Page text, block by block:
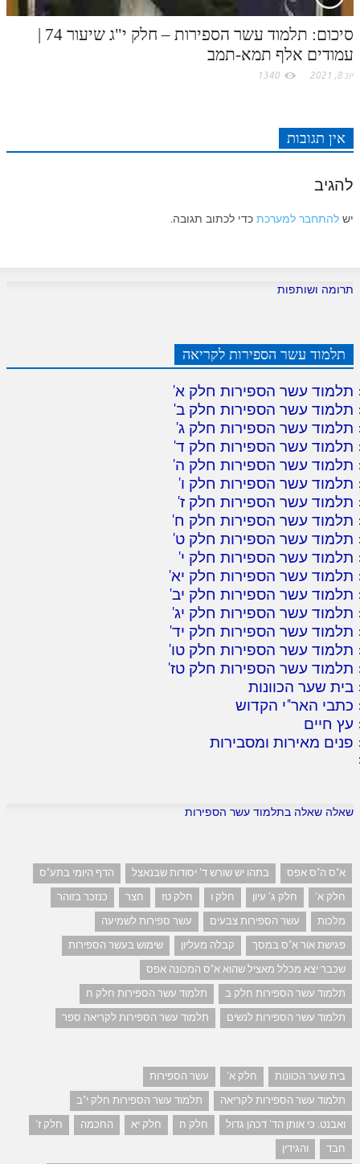
סיכום: תלמוד עשר הספירות – חלק י"ג שיעור 74 |
עמודים אלף תמא-תמב
יונ 8, 2021 1340
אין תגובות
להגיב
יש להתחבר למערכת כדי לכתוב תגובה.
תרומה ושותפות
תלמוד עשר הספירות לקריאה
תלמוד עשר הספירות חלק א'
תלמוד עשר הספירות חלק ב'
תלמוד עשר הספירות חלק ג'
תלמוד עשר הספירות חלק ד'
תלמוד עשר הספירות חלק ה'
תלמוד עשר הספירות חלק ו'
תלמוד עשר הספירות חלק ז'
תלמוד עשר הספירות חלק ח'
תלמוד עשר הספירות חלק ט'
תלמוד עשר הספירות חלק י'
תלמוד עשר הספירות חלק יא'
תלמוד עשר הספירות חלק יב'
תלמוד עשר הספירות חלק יג'
תלמוד עשר הספירות חלק יד'
תלמוד עשר הספירות חלק טו'
תלמוד עשר הספירות חלק טז'
בית שער הכוונות
כתבי האר"י הקדוש
עץ חיים
פנים מאירות ומסבירות
שאלה שאלה בתלמוד עשר הספירות
א"ס ה"ס אפס בתהו יש שורש ד' יסודות שבנאצל
הדף היומי בתע"ס
חלק א'
חלק ג' עיון חלק ו חלק טז חצר
כנזכר בזוהר
מלכות
עשר הספירות צבעים
עשר ספירות לשמיעה
פגישת אור א"ס במסך
קבלה מעליון
שימוש בעשר הספירות
שכבר יצא מכלל מאציל שהוא א"ס המכונה אפס
תלמוד עשר הספירות חלק ב
תלמוד עשר הספירות חלק ח
תלמוד עשר הספירות לנשים
תלמוד עשר הספירות לקריאה ספר
בית שער הכוונות חלק א'
עשר הספירות
תלמוד עשר הספירות לקריאה
תלמוד עשר הספירות חלק י"ב
ואבנט. כי אותן הד' דכהן גדול
חלק ח חלק יא החכמה
חלק ז'
חבד
והגידין